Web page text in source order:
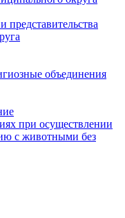
представительства
объединения
при осуществлении
с животными без